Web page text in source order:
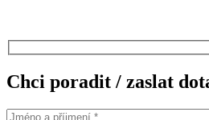
Chci poradit / zaslat